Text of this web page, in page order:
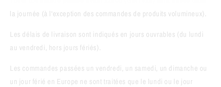
la journée (à l'exception des commandes de produits volumineux).
Les délais de livraison sont indiqués en jours ouvrables (du lundi
au vendredi, hors jours fériés).
Les commandes passées un vendredi, un samedi, un dimanche ou
un jour férié en Europe ne sont traitées que le lundi ou le jour